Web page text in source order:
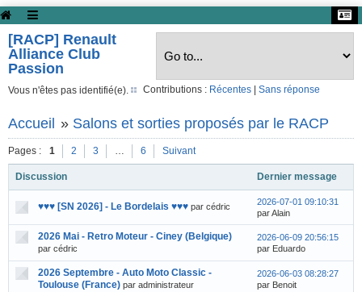
[RACP] Renault
Alliance Club
Passion
Vous n'êtes pas identifié(e). Contributions : Récentes Sans réponse
Accueil » Salons et sorties proposés par le RACP
Pages : 1 2 3 … 6 Suivant
Discussion Dernier message
♥♥♥ [SN 2026] - Le Bordelais ♥♥♥ par cédric
2026-07-01 09:10:31
par Alain
2026 Mai - Retro Moteur - Ciney (Belgique)
par cédric
2026-06-09 20:56:15
par Eduardo
2026 Septembre - Auto Moto Classic -
Toulouse (France) par administrateur
2026-06-03 08:28:27
par Benoit